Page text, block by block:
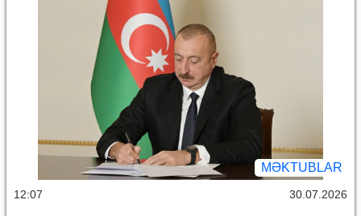
MƏKTUBLAR
12:07 30.07.2026